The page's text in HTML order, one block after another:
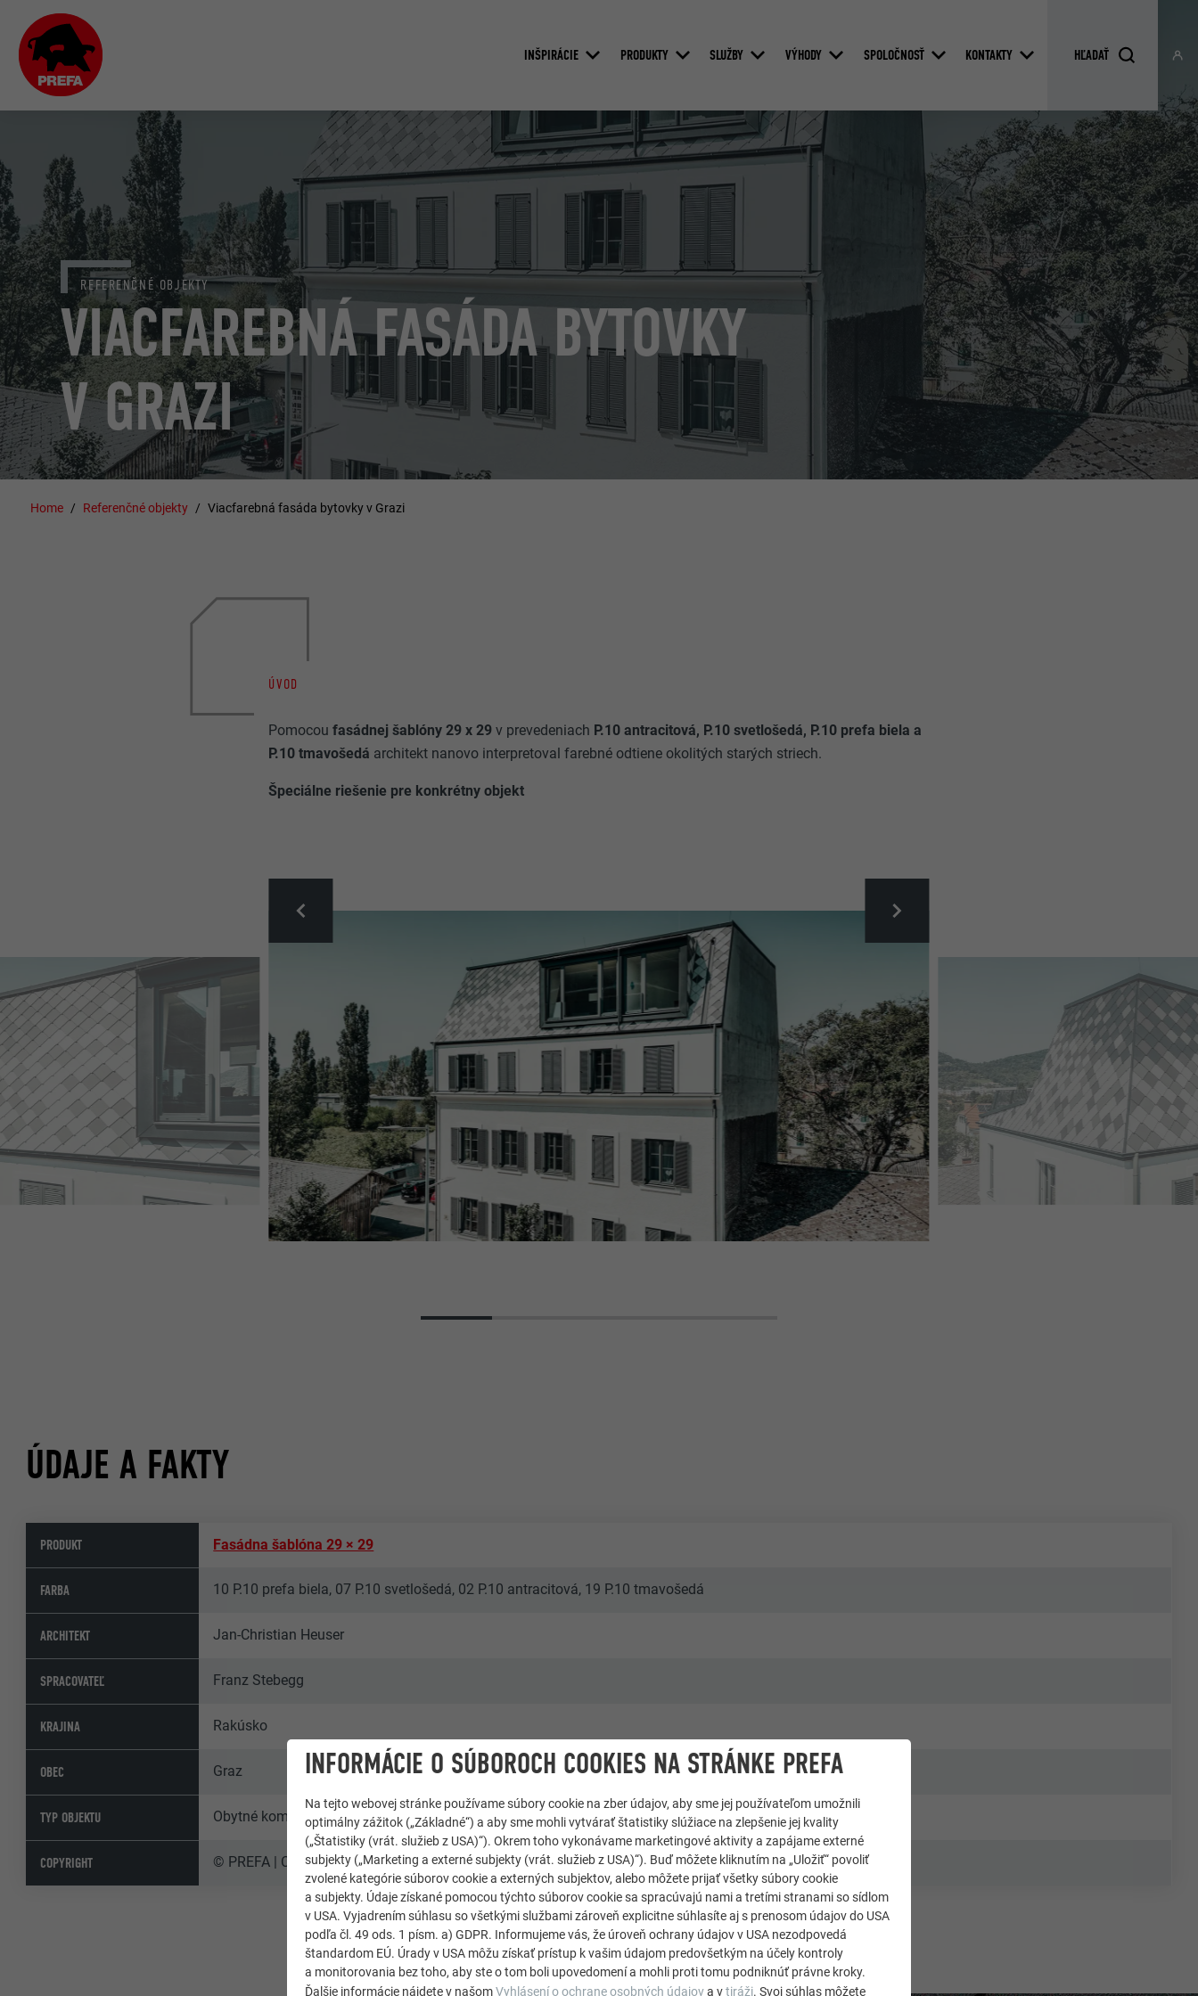
INŠPIRÁCIE PRODUKTY SLUŽBY VÝHODY SPOLOČNOSŤ KONTAKTY
VIACFAREBNÁ FASÁDA BYTOVKY
V GRAZI
REFERENČNÉ OBJEKTY
Home Referenčné objekty Viacfarebná fasáda bytovky v Grazi
ÚVOD
Pomocoufasádnej šablóny 29 x 29v prevedeniach P.10 antracitová, P.10 svetlošedá, P.10 prefa biela a
P.10 tmavošedá architekt nanovo interpretoval farebné odtiene okolitých starých striech.
Špeciálne riešenie pre konkrétny objekt
ÚDAJE A FAKTY
PRODUKT Fasádna šablóna 29 × 29
FARBA 10 P.10 prefa biela, 07 P.10 svetlošedá, 02 P.10 antracitová, 19 P.10 tmavošedá
ARCHITEKT Jan-Christian Heuser
SPRACOVATEĽ Franz Stebegg
KRAJINA Rakúsko
OBEC Graz
TYP OBJEKTU Obytné komplexy a bytové domy
COPYRIGHT © PREFA | Croce & Wir
INFORMÁCIE O SÚBOROCH COOKIES NA STRÁNKE PREFA
Na tejto webovej stránke používame súbory cookie na zber údajov, aby sme jej používateľom umožnili
optimálny zážitok („Základné“) a aby sme mohli vytvárať štatistiky slúžiace na zlepšenie jej kvality
(„Štatistiky (vrát. služieb z USA)“). Okrem toho vykonávame marketingové aktivity a zapájame externé
subjekty („Marketing a externé subjekty (vrát. služieb z USA)“). Buď môžete kliknutím na „Uložiť“ povoliť
zvolené kategórie súborov cookie a externých subjektov, alebo môžete prijať všetky súbory cookie
a subjekty. Údaje získané pomocou týchto súborov cookie sa spracúvajú nami a tretími stranami so sídlom
v USA. Vyjadrením súhlasu so všetkými službami zároveň explicitne súhlasíte aj s prenosom údajov do USA
podľa čl. 49 ods. 1 písm. a) GDPR. Informujeme vás, že úroveň ochrany údajov v USA nezodpovedá
štandardom EÚ. Úrady v USA môžu získať prístup k vašim údajom predovšetkým na účely kontroly
a monitorovania bez toho, aby ste o tom boli upovedomení a mohli proti tomu podniknúť právne kroky.
Ďalšie informácie nájdete v našomVyhlásení o ochrane osobných údajova vtiráži. Svoj súhlas môžete